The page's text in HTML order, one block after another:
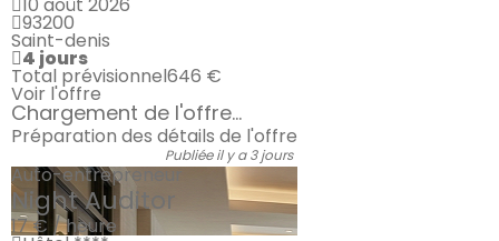
93200
Saint-denis
4 jours
Total prévisionnel646 €
Voir l'offre
Chargement de l'offre...
Préparation des détails de l'offre
Publiée il y a 3 jours
Auto-entrepreneur
Night Auditor
17 € / heure